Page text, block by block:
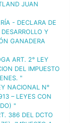
JUAN
- DECLARA DE
Y
GANADERA
ART. 2° LEY
DEL IMPUESTO
"
NACIONAL N°
– LEYES CON
"
386 DEL DCTO